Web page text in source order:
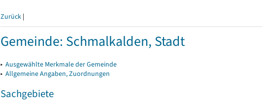
Zurück |
Gemeinde: Schmalkalden, Stadt
▸ Ausgewählte Merkmale der Gemeinde
▸ Allgemeine Angaben, Zuordnungen
Sachgebiete